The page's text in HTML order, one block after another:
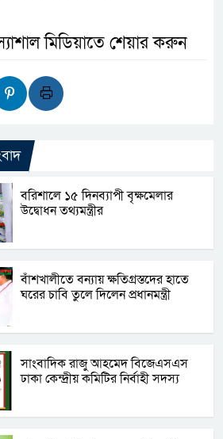
মিডিয়াতে শেয়ার করুন
বরিশালে ১৫ দিনব্যাপী বৃক্ষমেলার
উদ্বোধন তথ্যমন্ত্রীর
বাঁশখালীতে বন্যায় ক্ষতিগ্রস্তদের হাতে
ঘরের চাবি তুলে দিলেন প্রধানমন্ত্রী
সাংবাদিক রাজু আহমেদ বিজেএসএস
ঢাকা কেন্দ্রীয় কমিটির নির্বাহী সদস্য